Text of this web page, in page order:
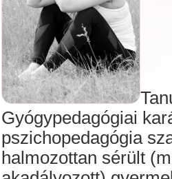
Gyógypedagógiai
pszichopedagógia
halmozottan sérült